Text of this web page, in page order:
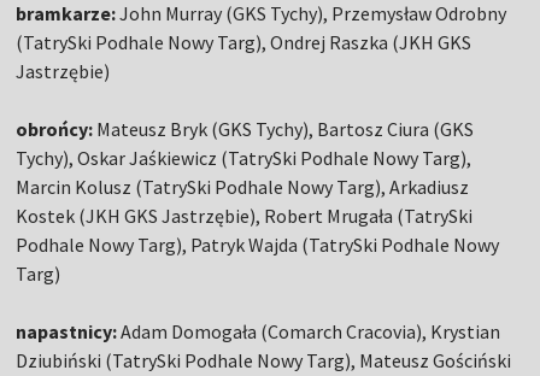
bramkarze:John Murray (GKS Tychy), Przemysław Odrobny
(TatrySki Podhale Nowy Targ), Ondrej Raszka (JKH GKS
Jastrzębie)
obrońcy: Mateusz Bryk (GKS Tychy), Bartosz Ciura (GKS
Tychy), Oskar Jaśkiewicz (TatrySki Podhale Nowy Targ),
Marcin Kolusz (TatrySki Podhale Nowy Targ), Arkadiusz
Kostek (JKH GKS Jastrzębie), Robert Mrugała (TatrySki
Podhale Nowy Targ), Patryk Wajda (TatrySki Podhale Nowy
Targ)
napastnicy:Adam Domogała (Comarch Cracovia), Krystian
Dziubiński (TatrySki Podhale Nowy Targ), Mateusz Gościński